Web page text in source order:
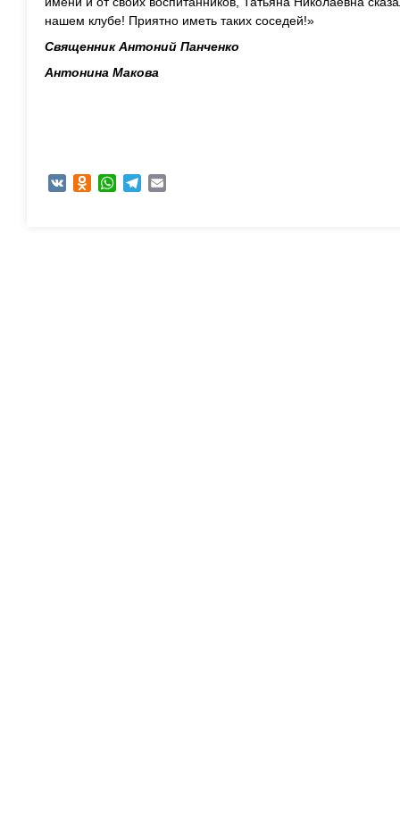
нашем клубе! Приятно иметь таких соседей!»
Священник Антоний Панченко
Антонина Макова
VK Odnoklassniki
WhatsAppTelegram